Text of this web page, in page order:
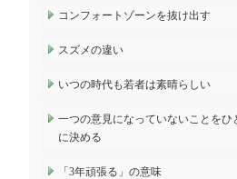
コンフォートゾーンを抜け出す
スズメの違い
いつの時代も若者は素晴らしい
一つの意見になっていないことをひ
に決める
「3年頑張る」の意味